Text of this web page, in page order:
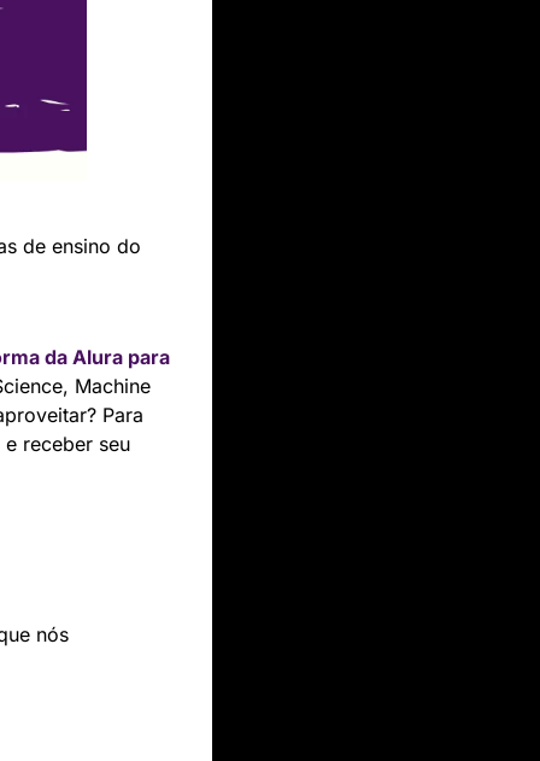
de ensino do
da Alura para
Machine
Para
receber seu
nós